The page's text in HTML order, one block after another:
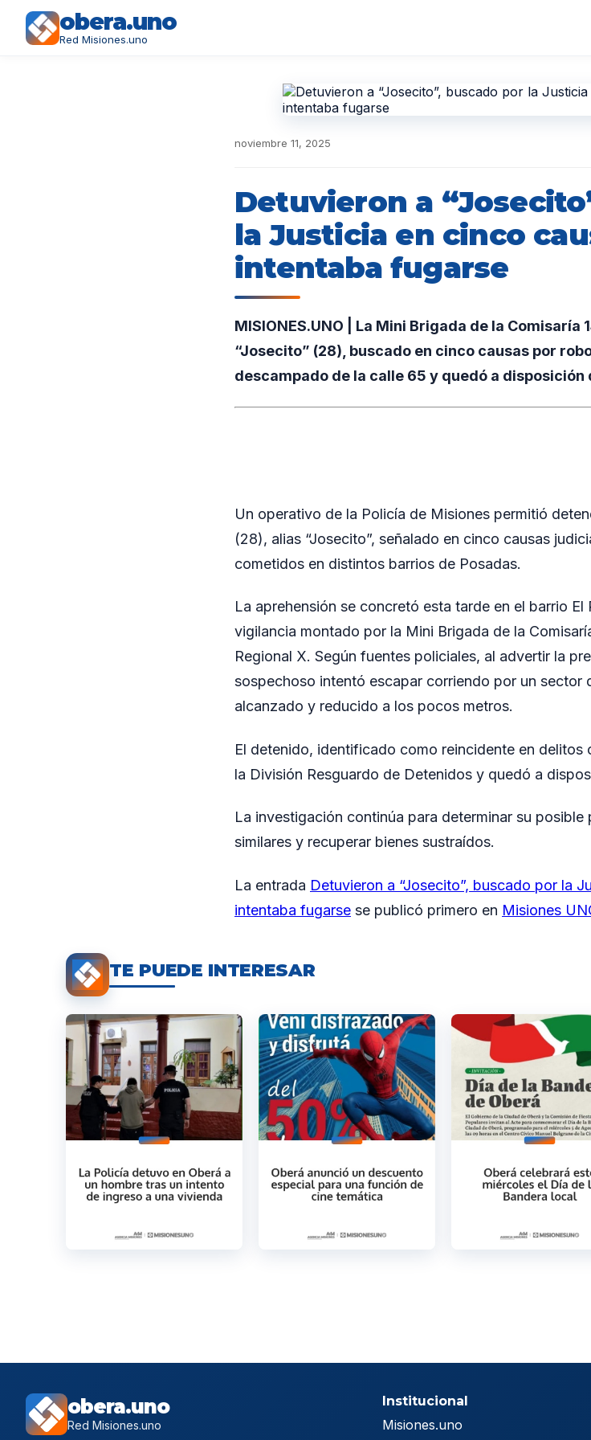
obera.uno
Red Misiones.uno
noviembre 11, 2025
Detuvieron a
la Justicia en cinco
intentaba fugarse
MISIONES.UNO | La Mini Brigada de la Comisaría
“Josecito” (28), buscado en cinco causas por
descampado de la calle 65 y quedó a disposición
Un operativo de la Policía de Misiones permitió
(28), alias “Josecito”, señalado en cinco causas
cometidos en distintos barrios de Posadas.
La aprehensión se concretó esta tarde en el barrio
vigilancia montado por la Mini Brigada de la
Regional X. Según fuentes policiales, al advertir la
sospechoso intentó escapar corriendo por un sector
alcanzado y reducido a los pocos metros.
El detenido, identificado como reincidente en
la División Resguardo de Detenidos y quedó a
La investigación continúa para determinar su
similares y recuperar bienes sustraídos.
La entrada Detuvieron a “Josecito”, buscado por la
intentaba fugarse se publicó primero en Misiones
TE PUEDE INTERESAR
obera.uno
Red Misiones.uno
Institucional
Misiones.uno